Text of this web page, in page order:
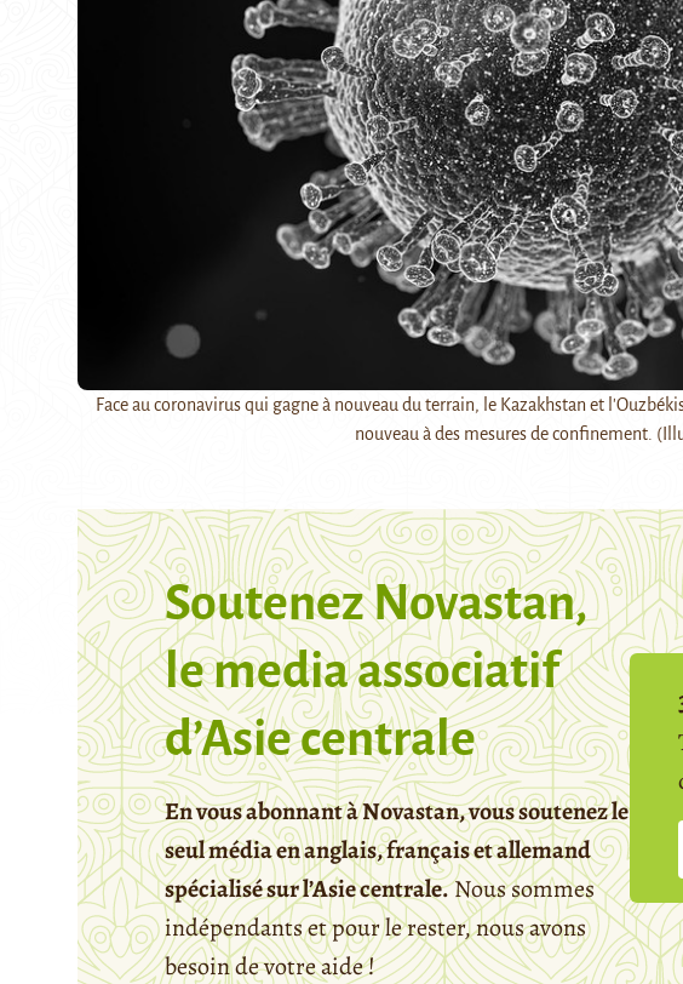
Face au coronavirus qui gagne à nouveau du terrain, le Kazakhstan et
nouveau à des mesures de confinement.
Soutenez Novastan,
le media associatif
d’Asie centrale
En vous abonnant à Novastan, vous soutenez le
seul média en anglais, français et allemand
spécialisé sur l’Asie centrale.Nous sommes
indépendants et pour le rester, nous avons
besoin de votre aide !